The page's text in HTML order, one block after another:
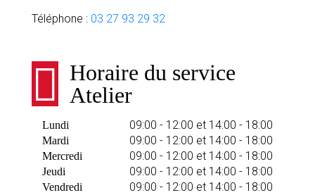
Téléphone : 03 27 93 29 32
Horaire du service
Atelier
Lundi 09:00 - 12:00 et 14:00 - 18:00
Mardi 09:00 - 12:00 et 14:00 - 18:00
Mercredi 09:00 - 12:00 et 14:00 - 18:00
Jeudi 09:00 - 12:00 et 14:00 - 18:00
Vendredi 09:00 - 12:00 et 14:00 - 18:00